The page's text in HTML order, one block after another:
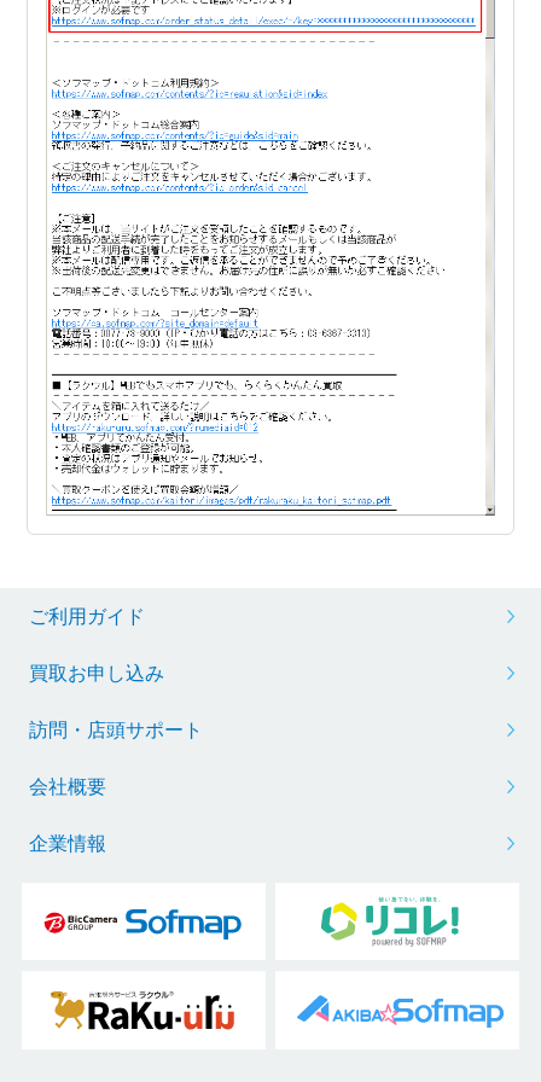
ご利用ガイド
買取お申し込み
訪問・店頭サポート
会社概要
企業情報